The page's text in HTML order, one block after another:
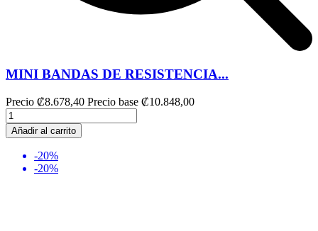
MINI BANDAS DE RESISTENCIA...
Precio ₡8.678,40 Precio base ₡10.848,00
Añadir al carrito
-20%
-20%